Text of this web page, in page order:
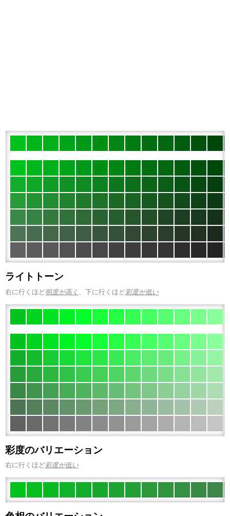
ライトトーン
右に行くほど明度が高く 、下に行くほど彩度が低い
彩度のバリエーション
右に行くほど彩度が低い